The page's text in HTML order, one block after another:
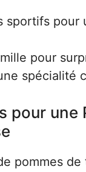
sportifs pour
pour
spécialité
pour une
pommes de